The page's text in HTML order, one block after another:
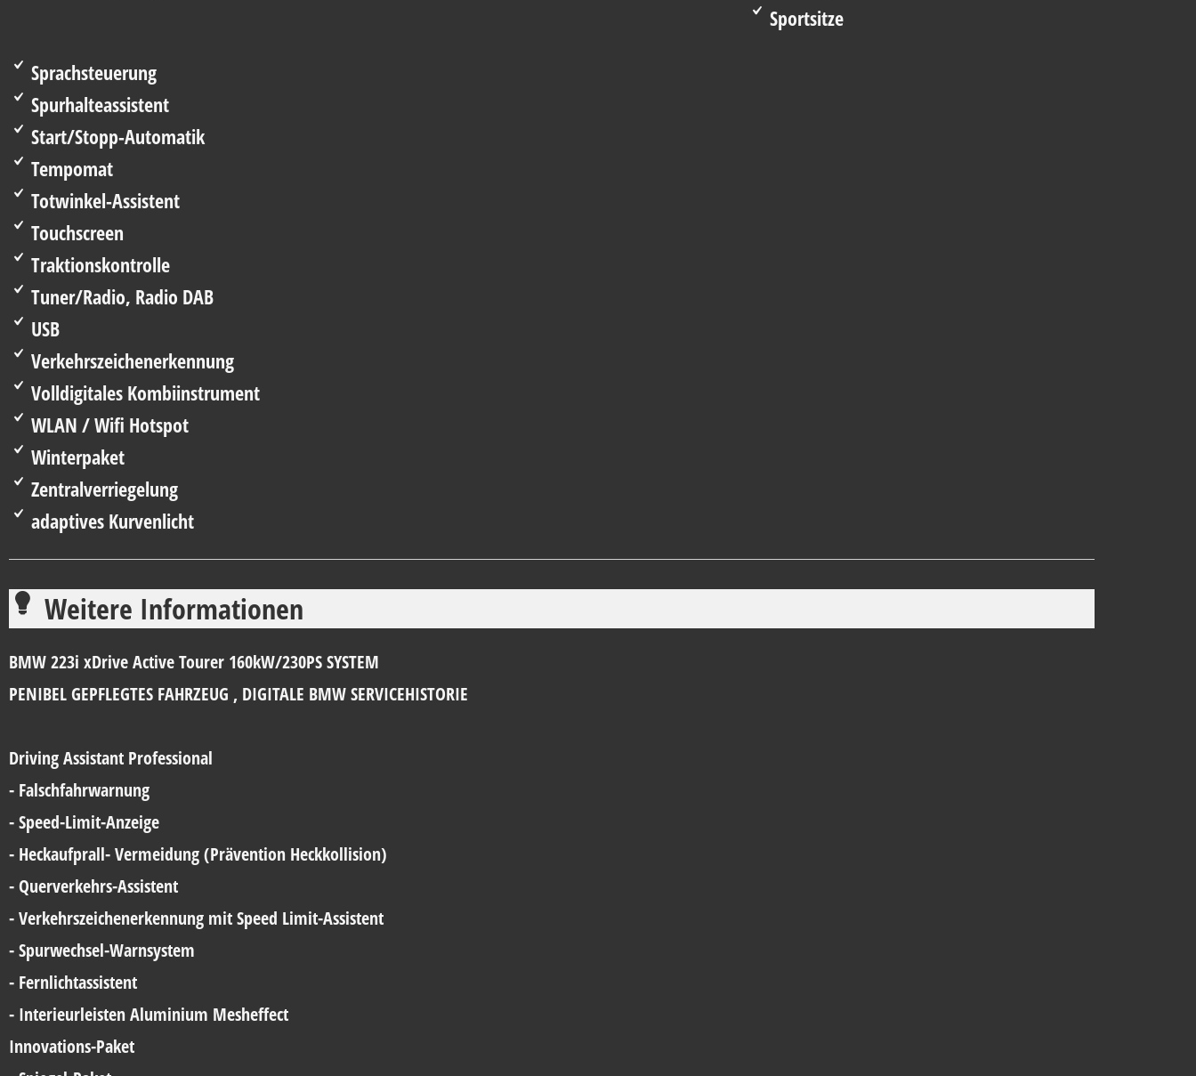
Sportsitze
Sprachsteuerung
Spurhalteassistent
Start/Stopp-Automatik
Tempomat
Totwinkel-Assistent
Touchscreen
Traktionskontrolle
Tuner/Radio, Radio DAB
USB
Verkehrszeichenerkennung
Volldigitales Kombiinstrument
WLAN / Wifi Hotspot
Winterpaket
Zentralverriegelung
adaptives Kurvenlicht
Weitere Informationen
BMW223i xDrive Active Tourer 160kW/230PS SYSTEM
PENIBEL GEPFLEGTES FAHRZEUG , DIGITALE BMW SERVICEHISTORIE
Driving Assistant Professional
- Falschfahrwarnung
- Speed-Limit-Anzeige
- Heckaufprall- Vermeidung (Prävention Heckkollision)
- Querverkehrs-Assistent
- Verkehrszeichenerkennung mit Speed Limit-Assistent
- Spurwechsel-Warnsystem
- Fernlichtassistent
- Interieurleisten Aluminium Mesheffect
Innovations-Paket